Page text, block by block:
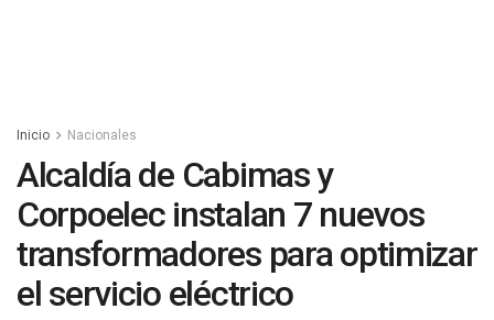
Inicio Nacionales
Alcaldía de Cabimas y
Corpoelec instalan 7 nuevos
transformadores para optimizar
el servicio eléctrico